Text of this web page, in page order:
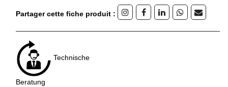
Partager cette fiche produit :
Technische
Beratung